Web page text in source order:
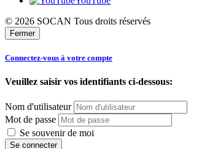
© 2026 SOCAN Tous droits réservés
Fermer
Connectez-vous à votre compte
Veuillez saisir vos identifiants ci-dessous:
Nom d'utilisateur
Mot de passe
Se souvenir de moi